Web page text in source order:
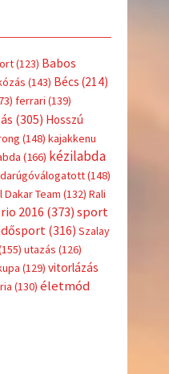
(123) Babos
(143) Bécs (214)
ferrari (139)
(305) Hosszú
(148) kajakkenu
(166) kézilabda
(148)
Dakar Team (132) Rali
rio 2016 (373) sport
(316) Szalay
utazás (126)
(129) vitorlázás
(130) életmód